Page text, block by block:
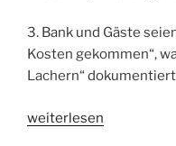
3. Bank und Gäste
Kosten gekommen“,
Lachern“
„Au
weiterlesen